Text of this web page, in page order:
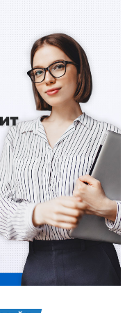
реєстр майна,
бойових дій,
збройною
України»,
прав на
,
вироблені